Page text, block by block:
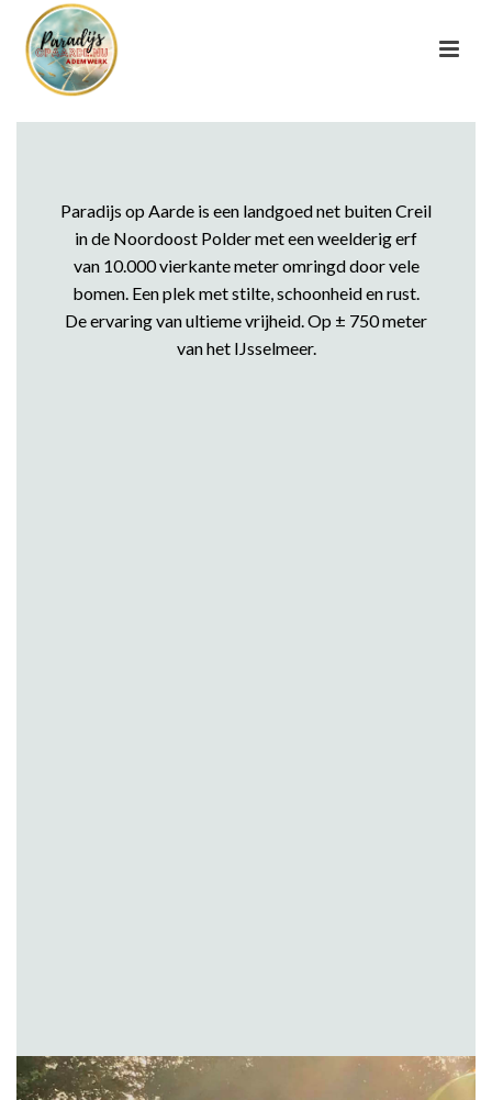
Paradijs op Aarde is een landgoed net buiten Creil
in de Noordoost Polder met een weelderig erf
van 10.000 vierkante meter omringd door vele
bomen. Een plek met stilte, schoonheid en rust.
De ervaring van ultieme vrijheid. Op ± 750 meter
van het IJsselmeer.